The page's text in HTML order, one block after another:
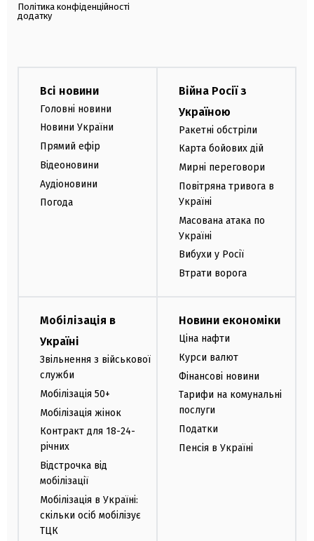
Політика конфіденційності
додатку
Всі новини
Головні новини
Новини України
Прямий ефір
Відеоновини
Аудіоновини
Погода
Війна Росії з
Україною
Ракетні обстріли
Карта бойових дій
Мирні переговори
Повітряна тривога в
Україні
Масована атака по
Україні
Вибухи у Росії
Втрати ворога
Мобілізація в
Україні
Звільнення з військової
служби
Мобілізація 50+
Мобілізація жінок
Контракт для 18-24-
річних
Відстрочка від
мобілізації
Мобілізація в Україні:
скільки осіб мобілізує
ТЦК
Новини економіки
Ціна нафти
Курси валют
Фінансові новини
Тарифи на комунальні
послуги
Податки
Пенсія в Україні